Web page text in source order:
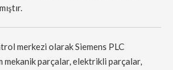
merkezi olarak Siemens PLC
mekanik parçalar, elektrikli parçalar,